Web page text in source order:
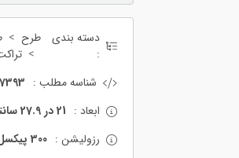
دسته بندی
:
طرح
شناسه مطلب :
ابعاد : 21 در 27.9 سانتی متر
رزولیشن : 300 پیکسل